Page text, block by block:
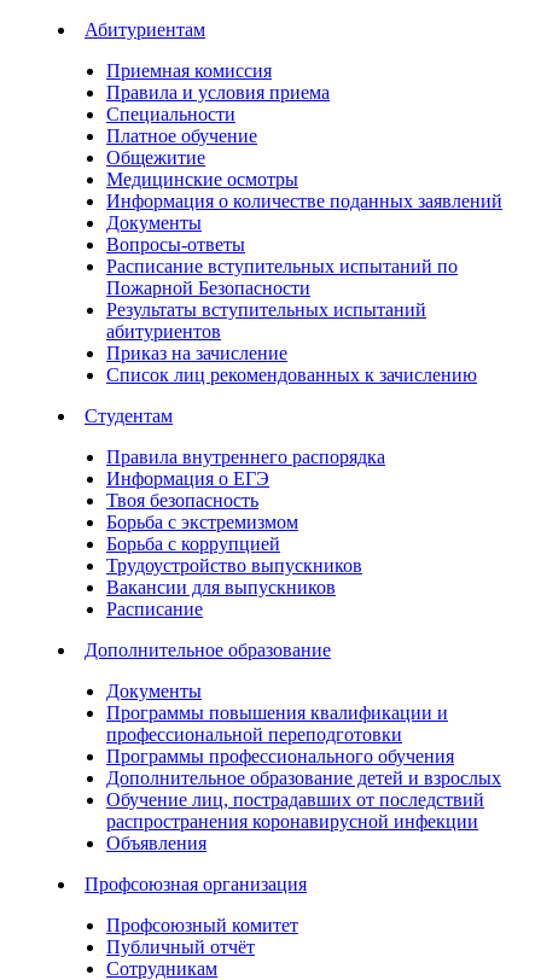
Абитуриентам
Приемная комиссия
Правила и условия приема
Специальности
Платное обучение
Общежитие
Медицинские осмотры
Информация о количестве поданных заявлений
Документы
Вопросы-ответы
Расписание вступительных испытаний по
Пожарной Безопасности
Результаты вступительных испытаний
абитуриентов
Приказ на зачисление
Список лиц рекомендованных к зачислению
Студентам
Правила внутреннего распорядка
Информация о ЕГЭ
Твоя безопасность
Борьба с экстремизмом
Борьба с коррупцией
Трудоустройство выпускников
Вакансии для выпускников
Расписание
Дополнительное образование
Документы
Программы повышения квалификации и
профессиональной переподготовки
Программы профессионального обучения
Дополнительное образование детей и взрослых
Обучение лиц, пострадавших от последствий
распространения коронавирусной инфекции
Объявления
Профсоюзная организация
Профсоюзный комитет
Публичный отчёт
Сотрудникам